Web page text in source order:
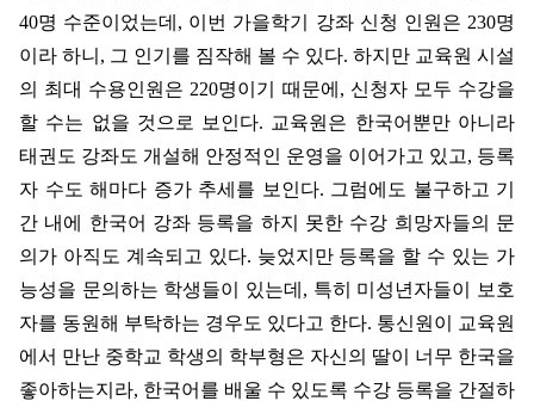
40명 수준이었는데 , 이번 가을학기 강좌 신청 인원은 230명
이라 하니 , 그 인기를 짐작해 볼 수 있다. 하지만 교육원 시설
의 최대 수용인원은 220명이기 때문에 , 신청자 모두 수강을
할 수는 없을 것으로 보인다. 교육원은 한국어뿐만 아니라
태권도 강좌도 개설해 안정적인 운영을 이어가고 있고, 등록
자 수도 해마다 증가 추세를 보인다. 그럼에도 불구하고 기
간 내에 한국어 강좌 등록을 하지 못한 수강 희망자들의 문
의가 아직도 계속되고 있다. 늦었지만 등록을 할 수 있는 가
능성을 문의하는 학생들이 있는데 , 특히 미성년자들이 보호
자를 동원해 부탁하는 경우도 있다고 한다. 통신원이 교육원
에서 만난 중학교 학생의 학부형은 자신의 딸이 너무 한국을
좋아하는지라, 한국어를 배울 수 있도록 수강 등록을 간절하